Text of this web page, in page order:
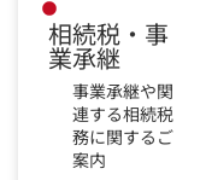
相続税・事
業承継
事業承継や関
連する相続税
務に関するご
案内